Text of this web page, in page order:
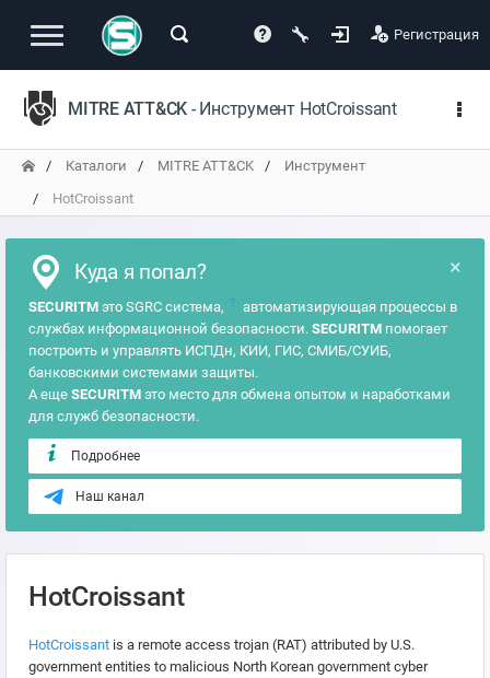
Регистрация
MITRE ATT&CK - Инструмент HotCroissant
Каталоги MITRE ATT&CK
Инструмент
HotCroissant
×
Куда я попал?
SECURITM это SGRC система, ?
автоматизирующая процессы в
службах информационной безопасности. SECURITM помогает
построить и управлять ИСПДн, КИИ, ГИС, СМИБ/СУИБ,
банковскими системами защиты.
А еще SECURITM это место для обмена опытом и наработками
для служб безопасности.
Подробнее
Наш канал
HotCroissant
HotCroissant is a remote access trojan (RAT) attributed by U.S.
government entities to malicious North Korean government cyber